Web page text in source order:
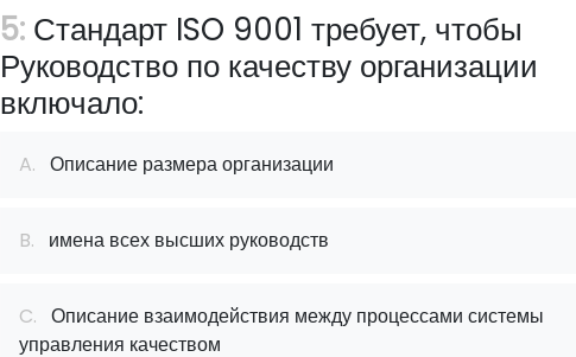
5: Стандарт ISO 9001 требует, чтобы
Руководство по качеству организации
включало:
A. Описание размера организации
B. имена всех высших руководств
C. Описание взаимодействия между процессами системы
управления качеством